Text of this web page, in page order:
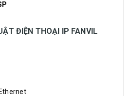
ĐIỆN THOẠI IP FANVIL